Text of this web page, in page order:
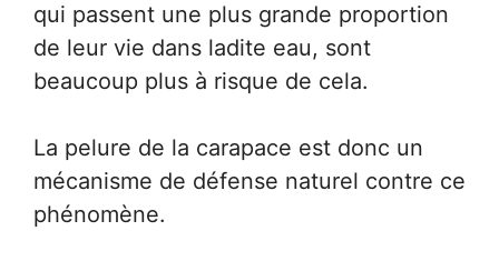
qui passent une plus grande proportion
de leur vie dans ladite eau, sont
beaucoup plus à risque de cela.
La pelure de la carapace est donc un
mécanisme de défense naturel contre ce
phénomène.